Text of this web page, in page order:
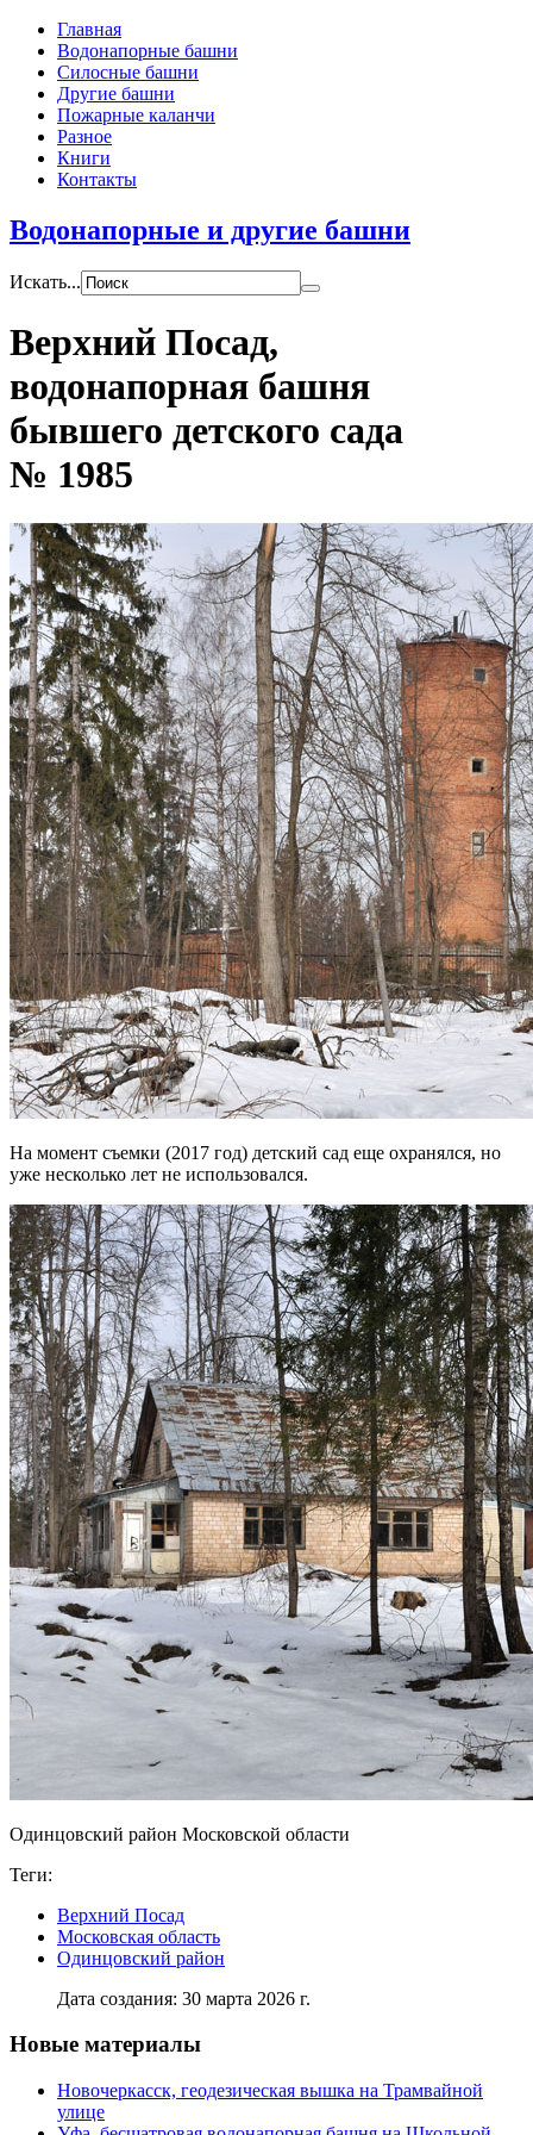
Главная
Водонапорные башни
Силосные башни
Другие башни
Пожарные каланчи
Разное
Книги
Контакты
Водонапорные и другие башни
Искать...
Верхний Посад,
водонапорная башня
бывшего детского сада
№ 1985
На момент съемки (2017 год) детский сад еще охранялся, но
уже несколько лет не использовался.
Одинцовский район Московской области
Теги:
Верхний Посад
Московская область
Одинцовский район
Дата создания: 30 марта 2026 г.
Новые материалы
Новочеркасск, геодезическая вышка на Трамвайной
улице